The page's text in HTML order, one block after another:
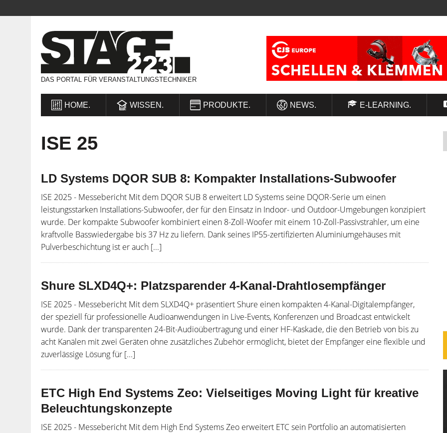
DAS PORTAL FÜR VERANSTALTUNGSTECHNIKER
HOME. WISSEN. PRODUKTE. NEWS. E-LEARNING.
ISE 25
LD Systems DQOR SUB 8: Kompakter Installations-Subwoofer
ISE 2025 - Messebericht Mit dem DQOR SUB 8 erweitert LD Systems seine DQOR-Serie um einen
leistungsstarken Installations-Subwoofer, der für den Einsatz in Indoor- und Outdoor-Umgebungen konzipiert
wurde. Der kompakte Subwoofer kombiniert einen 8-Zoll-Woofer mit einem 10-Zoll-Passivstrahler, um eine
kraftvolle Basswiedergabe bis 37 Hz zu liefern. Dank seines IP55-zertifizierten Aluminiumgehäuses mit
Pulverbeschichtung ist er auch [...]
Shure SLXD4Q+: Platzsparender 4-Kanal-Drahtlosempfänger
ISE 2025 - Messebericht Mit dem SLXD4Q+ präsentiert Shure einen kompakten 4-Kanal-Digitalempfänger,
der speziell für professionelle Audioanwendungen in Live-Events, Konferenzen und Broadcast entwickelt
wurde. Dank der transparenten 24-Bit-Audioübertragung und einer HF-Kaskade, die den Betrieb von bis zu
acht Kanälen mit zwei Geräten ohne zusätzliches Zubehör ermöglicht, bietet der Empfänger eine flexible und
zuverlässige Lösung für [...]
ETC High End Systems Zeo: Vielseitiges Moving Light für kreative
Beleuchtungskonzepte
ISE 2025 - Messebericht Mit dem High End Systems Zeo erweitert ETC sein Portfolio an automatisierten